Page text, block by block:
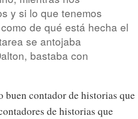
y si lo que tenemos
de qué está hecha el
se antojaba
bastaba con
buen contador de historias que
de historias que